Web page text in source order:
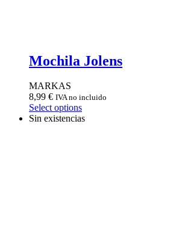
Mochila Jolens
MARKAS
8,99 € IVA no incluido
Select options
Sin existencias